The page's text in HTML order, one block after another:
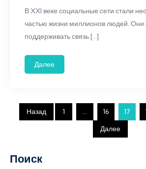
В XXI веке социальные сети стали
частью жизни миллионов людей. Они
поддерживать связь […]
Далее
Пагинация
Назад 1 … 16 17
Далее
Поиск